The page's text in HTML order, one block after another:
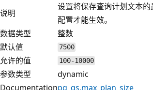
说明
设置将保存查询计划文本
配置才能生效。
数据类型
整数
默认值
7500
允许的值 100-10000
参数类型
dynamic
Documentationpg_qs.max_plan_size